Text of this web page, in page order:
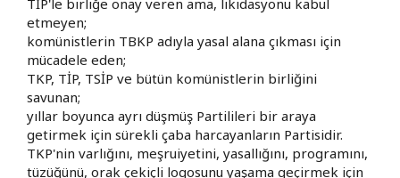
etmeyen;
komünistlerin TBKP adıyla yasal alana çıkması için
mücadele eden;
TKP, TİP, TSİP ve bütün komünistlerin birliğini
savunan;
yıllar boyunca ayrı düşmüş Partilileri bir araya
getirmek için sürekli çaba harcayanların Partisidir.
TKP'nin varlığını, meşruiyetini, yasallığını, programını,
tüzüğünü, orak çekiçli logosunu yaşama geçirmek için